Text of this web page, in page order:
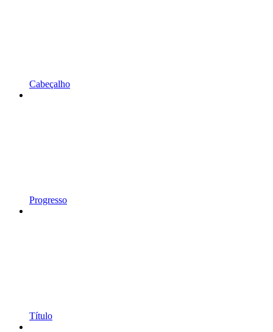
Cabeçalho
Progresso
Título